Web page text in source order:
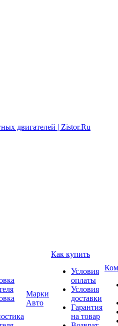
Марки
Авто
Как купить
Условия
оплаты
Условия
доставки
Гарантия
на товар